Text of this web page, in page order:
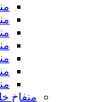
منفاخ